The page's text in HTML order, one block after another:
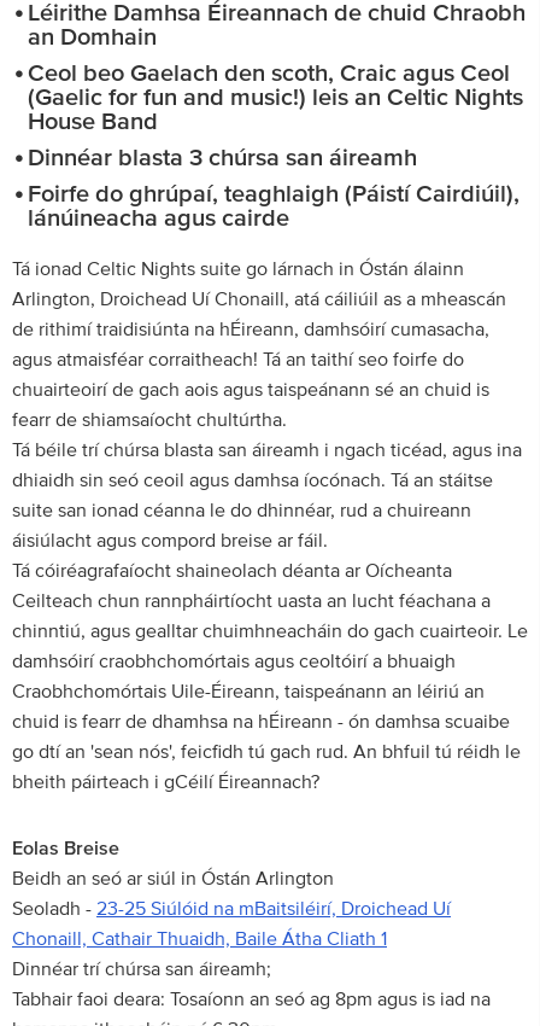
Léirithe Damhsa Éireannach de chuid Chraobh
an Domhain
Ceol beo Gaelach den scoth, Craic agus Ceol
(Gaelic for fun and music!) leis an Celtic Nights
House Band
Dinnéar blasta 3 chúrsa san áireamh
Foirfe do ghrúpaí, teaghlaigh (Páistí Cairdiúil),
lánúineacha agus cairde
Tá ionad Celtic Nights suite go lárnach in Óstán álainn
Arlington, Droichead Uí Chonaill, atá cáiliúil as a mheascán
de rithimí traidisiúnta na hÉireann, damhsóirí cumasacha,
agus atmaisféar corraitheach! Tá an taithí seo foirfe do
chuairteoirí de gach aois agus taispeánann sé an chuid is
fearr de shiamsaíocht chultúrtha.
Tá béile trí chúrsa blasta san áireamh i ngach ticéad, agus ina
dhiaidh sin seó ceoil agus damhsa íocónach. Tá an stáitse
suite san ionad céanna le do dhinnéar, rud a chuireann
áisiúlacht agus compord breise ar fáil.
Tá cóiréagrafaíocht shaineolach déanta ar Oícheanta
Ceilteach chun rannpháirtíocht uasta an lucht féachana a
chinntiú, agus gealltar chuimhneacháin do gach cuairteoir. Le
damhsóirí craobhchomórtais agus ceoltóirí a bhuaigh
Craobhchomórtais Uile-Éireann, taispeánann an léiriú an
chuid is fearr de dhamhsa na hÉireann - ón damhsa scuaibe
go dtí an 'sean nós', feicfidh tú gach rud. An bhfuil tú réidh le
bheith páirteach i gCéilí Éireannach?
Eolas Breise
Beidh an seó ar siúl in Óstán Arlington
Seoladh - 23-25 Siúlóid na mBaitsiléirí, Droichead Uí
Chonaill, Cathair Thuaidh, Baile Átha Cliath 1
Dinnéar trí chúrsa san áireamh;
Tabhair faoi deara: Tosaíonn an seó ag 8pm agus is iad na